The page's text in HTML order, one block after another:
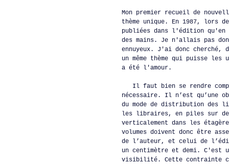
Mon premier recueil de
thème unique. En 1987, lors
publiées dans l'édition qu'en
des mains. Je n'allais pas
ennuyeux. J'ai donc cherché,
un même thème qui puisse
a été l'amour.
Il faut bien se rendre
nécessaire. Il n’est qu’une
du mode de distribution des
les libraires, en piles sur
verticalement dans les
volumes doivent donc être
de l’auteur, et celui de
un centimètre et demi. C'est
visibilité. Cette contrainte